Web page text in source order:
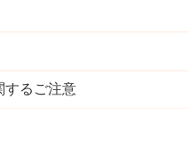
するご注意